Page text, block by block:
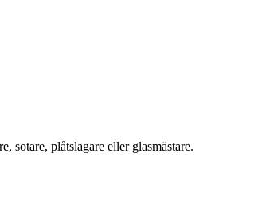
sotare, plåtslagare eller glasmästare.